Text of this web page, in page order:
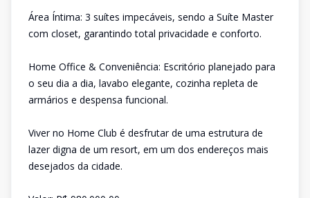
Área Íntima: 3 suítes impecáveis, sendo a Suíte Master
com closet, garantindo total privacidade e conforto.
Home Office & Conveniência: Escritório planejado para
o seu dia a dia, lavabo elegante, cozinha repleta de
armários e despensa funcional.
Viver no Home Club é desfrutar de uma estrutura de
lazer digna de um resort, em um dos endereços mais
desejados da cidade.